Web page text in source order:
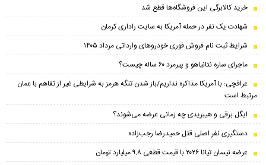
خرید کالابرگی این فروشگاه‌ها قطع شد
شهادت یک نفر در حمله آمریکا به سایت راداری کرمان
شرایط ثبت نام فروش فوری خودرو‌های وارداتی مرداد ۱۴۰۵
ماجرای ساره نتانیاهو و پیرمرد ۶۰ ساله چیست؟
عراقچی: با آمریکا مذاکره نداریم/باز شدن تنگه هرمز به شرایطی غیر از تفاهم با عمان
مرتبط است
ایگل برقی و هیبریدی چه زمانی عرضه می‌شوند؟
دستگیری نفر اصلی قتل حمیدرضا رجب‌زاده
عرضه نیسان تیانا ۲۰۲۶ با قیمت قطعی ۹.۸ میلیارد تومان